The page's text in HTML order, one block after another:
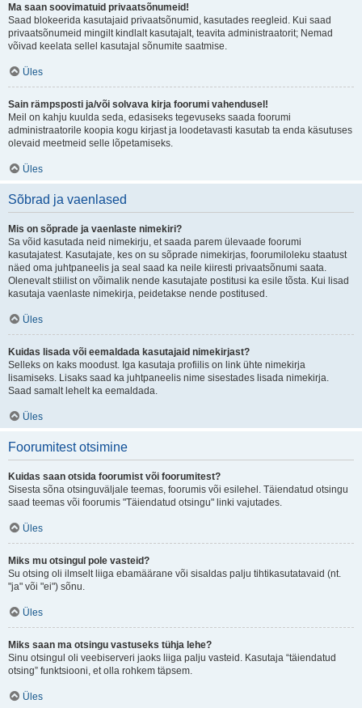
Ma saan soovimatuid privaatsõnumeid!
Saad blokeerida kasutajaid privaatsõnumid, kasutades reegleid. Kui saad
privaatsõnumeid mingilt kindlalt kasutajalt, teavita administraatorit; Nemad
võivad keelata sellel kasutajal sõnumite saatmise.
Üles
Sain rämpsposti ja/või solvava kirja foorumi vahendusel!
Meil on kahju kuulda seda, edasiseks tegevuseks saada foorumi
administraatorile koopia kogu kirjast ja loodetavasti kasutab ta enda käsutuses
olevaid meetmeid selle lõpetamiseks.
Üles
Sõbrad ja vaenlased
Mis on sõprade ja vaenlaste nimekiri?
Sa võid kasutada neid nimekirju, et saada parem ülevaade foorumi
kasutajatest. Kasutajate, kes on su sõprade nimekirjas, foorumiloleku staatust
näed oma juhtpaneelis ja seal saad ka neile kiiresti privaatsõnumi saata.
Olenevalt stiilist on võimalik nende kasutajate postitusi ka esile tõsta. Kui lisad
kasutaja vaenlaste nimekirja, peidetakse nende postitused.
Üles
Kuidas lisada või eemaldada kasutajaid nimekirjast?
Selleks on kaks moodust. Iga kasutaja profiilis on link ühte nimekirja
lisamiseks. Lisaks saad ka juhtpaneelis nime sisestades lisada nimekirja.
Saad samalt lehelt ka eemaldada.
Üles
Foorumitest otsimine
Kuidas saan otsida foorumist või foorumitest?
Sisesta sõna otsinguväljale teemas, foorumis või esilehel. Täiendatud otsingu
saad teemas või foorumis "Täiendatud otsingu" linki vajutades.
Üles
Miks mu otsingul pole vasteid?
Su otsing oli ilmselt liiga ebamäärane või sisaldas palju tihtikasutatavaid (nt.
"ja" või "ei") sõnu.
Üles
Miks saan ma otsingu vastuseks tühja lehe?
Sinu otsingul oli veebiserveri jaoks liiga palju vasteid. Kasutaja “täiendatud
otsing” funktsiooni, et olla rohkem täpsem.
Üles